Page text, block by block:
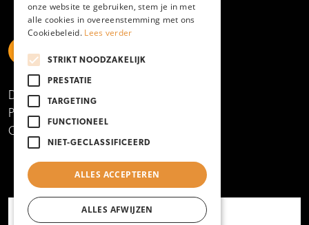
https://www.linkedin.com/school/mboamersfoort
https://www.instagram.com/mboamersfoort/
https://www.facebook.com/MBOAmersfoort
Disclaimer
Privacy- en cookieverklaring
Copyright 2025
onze website te gebruiken, stem je in met
alle cookies in overeenstemming met ons
Cookiebeleid. Lees verder
STRIKT NOODZAKELIJK
PRESTATIE
TARGETING
FUNCTIONEEL
NIET-GECLASSIFICEERD
ALLES ACCEPTEREN
ALLES AFWIJZEN